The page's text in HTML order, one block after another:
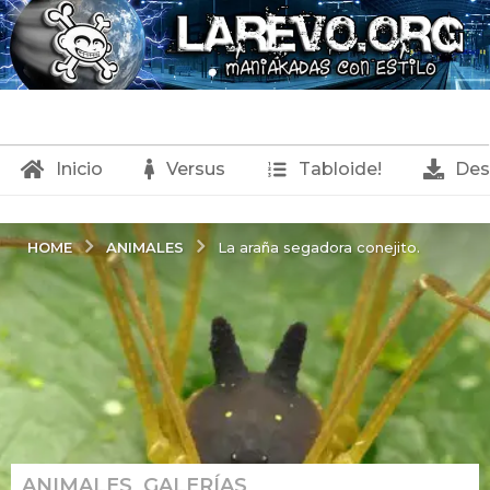
Inicio Versus Tabloide!
HOME ANIMALES La araña segadora conejito.
,